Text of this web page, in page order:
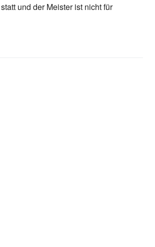
und der Meister ist nicht für